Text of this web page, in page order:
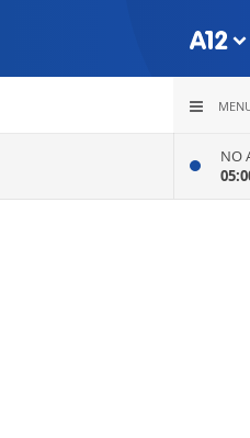
NO